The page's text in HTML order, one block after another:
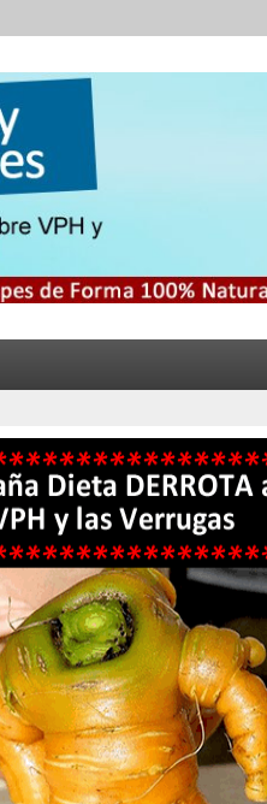
y el Herpes